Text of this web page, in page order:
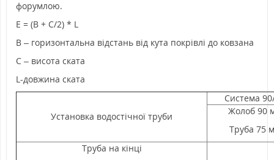
форумлою.
Е = (B + C/2) * L
В – горизонтальна відстань від кута покрівлі до ковзана
С – висота ската
L-довжина ската
Установка водостічної труби
Система
Жолоб 90
Труба 75
Труба на кінці